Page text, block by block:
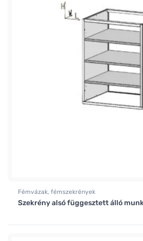
Fémvázak, fémszekrények
Szekrény alsó függesztett álló